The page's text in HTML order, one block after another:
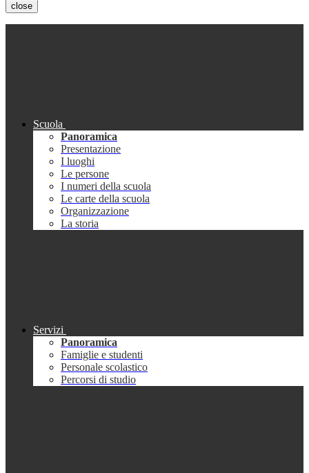
close
Scuola
Panoramica
Presentazione
I luoghi
Le persone
I numeri della scuola
Le carte della scuola
Organizzazione
La storia
Servizi
Panoramica
Famiglie e studenti
Personale scolastico
Percorsi di studio